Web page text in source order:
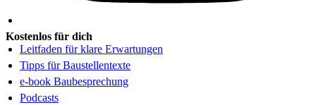
Kostenlos für dich
Leitfaden für klare Erwartungen
Tipps für Baustellentexte
e-book Baubesprechung
Podcasts